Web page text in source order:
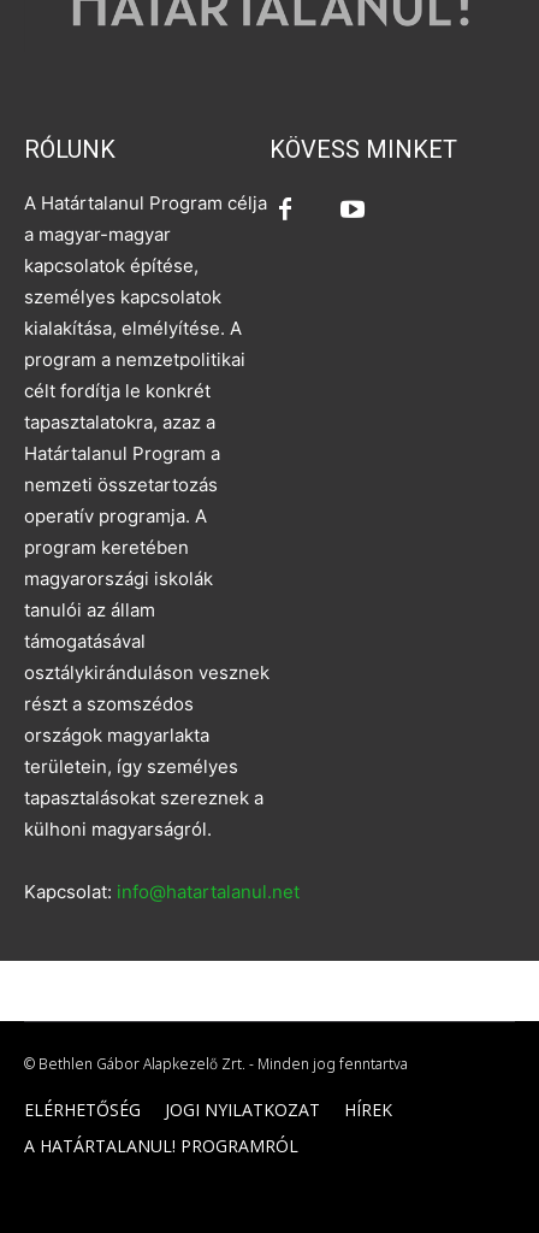
RÓLUNK
A Határtalanul Program célja
a magyar-magyar
kapcsolatok építése,
személyes kapcsolatok
kialakítása, elmélyítése. A
program a nemzetpolitikai
célt fordítja le konkrét
tapasztalatokra, azaz a
Határtalanul Program a
nemzeti összetartozás
operatív programja. A
program keretében
magyarországi iskolák
tanulói az állam
támogatásával
osztálykiránduláson vesznek
részt a szomszédos
országok magyarlakta
területein, így személyes
tapasztalásokat szereznek a
külhoni magyarságról.
Kapcsolat: info@hatartalanul.net
KÖVESS MINKET
© Bethlen Gábor Alapkezelő Zrt. - Minden jog fenntartva
ELÉRHETŐSÉG JOGI NYILATKOZAT
HÍREK
A HATÁRTALANUL! PROGRAMRÓL